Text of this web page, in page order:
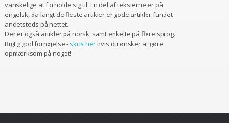
vanskelige at forholde sig til. En del af teksterne er på
engelsk, da langt de fleste artikler er gode artikler fundet
andetsteds på nettet.
Der er også artikler på norsk, samt enkelte på flere sprog.
Rigtig god fornøjelse - skriv herhvis du ønsker at gøre
opmærksom på noget!